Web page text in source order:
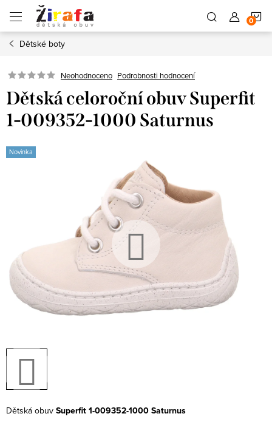
obsah
Dětské boty
Neohodnoceno Podrobnosti hodnocení
Dětská celoroční obuv Superfit
1-009352-1000 Saturnus
Novinka
Dětská obuv Superfit 1-009352-1000 Saturnus